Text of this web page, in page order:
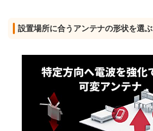
設置場所に合うアンテナの形状を選ぶ